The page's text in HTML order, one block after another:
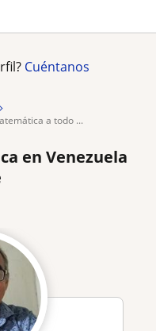
Cuéntanos
a todo ...
en Venezuela